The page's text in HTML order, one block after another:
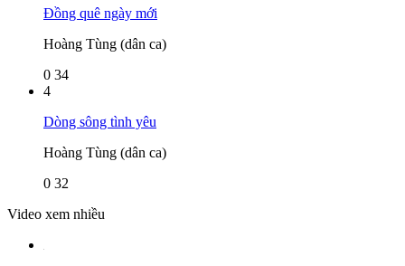
Đồng quê ngày mới
Hoàng Tùng (dân ca)
0 34
4
Dòng sông tình yêu
Hoàng Tùng (dân ca)
0 32
Video xem nhiều